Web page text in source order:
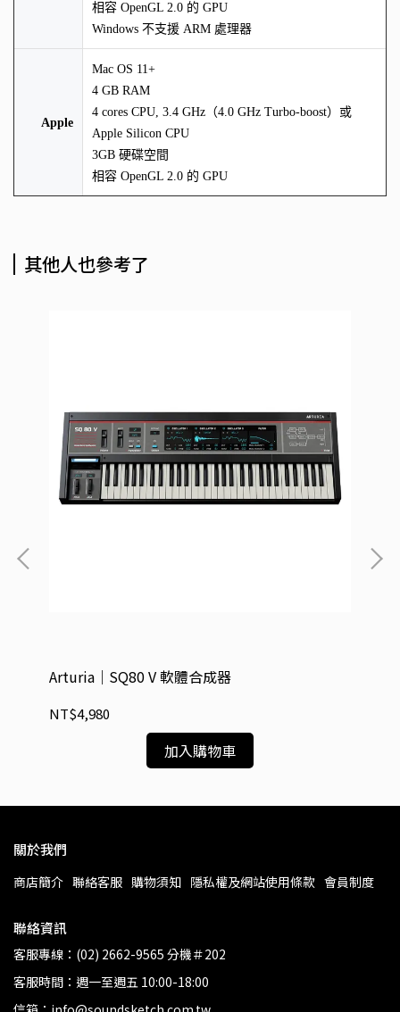
相容 OpenGL 2.0 的 GPU
Windows 不支援 ARM 處理器
Apple
Mac OS 11+
4 GB RAM
4 cores CPU, 3.4 GHz（4.0 GHz Turbo-boost）或
Apple Silicon CPU
3GB 硬碟空間
相容 OpenGL 2.0 的 GPU
其他人也參考了
Arturia｜SQ80 V 軟體合成器
NT$4,980
加入購物車
關於我們
商店簡介 聯絡客服 購物須知 隱私權及網站使用條款 會員制度
聯絡資訊
客服專線：(02) 2662-9565 分機＃202
客服時間：週一至週五 10:00-18:00